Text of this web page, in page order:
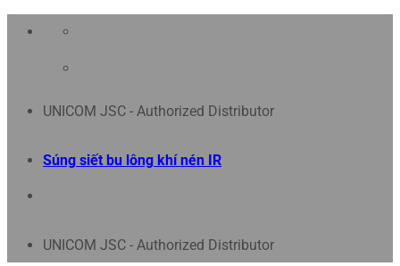
Chuyển
UNICOM JSC - Authorized Distributor
Súng siết bu lông khí nén IR
UNICOM JSC - Authorized Distributor